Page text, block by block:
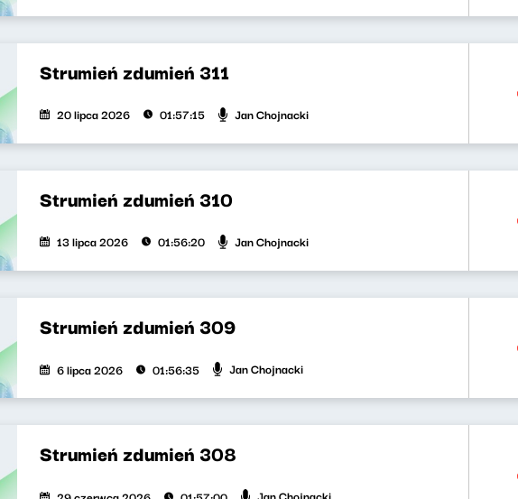
Strumień zdumień 311
20 lipca 2026 01:57:15 Jan Chojnacki
Strumień zdumień 310
13 lipca 2026 01:56:20 Jan Chojnacki
Strumień zdumień 309
6 lipca 2026 01:56:35 Jan Chojnacki
Strumień zdumień 308